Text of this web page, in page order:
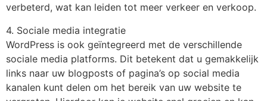
verbeterd, wat kan leiden tot meer verkeer en verkoop.
4. Sociale media integratie
WordPress is ook geïntegreerd met de verschillende
sociale media platforms. Dit betekent dat u gemakkelijk
links naar uw blogposts of pagina’s op social media
kanalen kunt delen om het bereik van uw website te